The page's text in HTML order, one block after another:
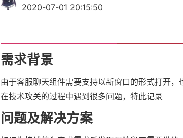
2020-07-01 20:15:50
需求背景
由于客服聊天组件需要支持以新窗口的形式打开
在技术攻关的过程中遇到很多问题，特此记录
问题及解决方案